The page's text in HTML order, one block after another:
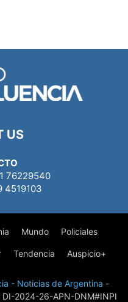
US
76229540
4519103
Mundo Policiales
Tendencia Auspicio+
- Noticias de Argentina -
2024-26-APN-DNM#INPI